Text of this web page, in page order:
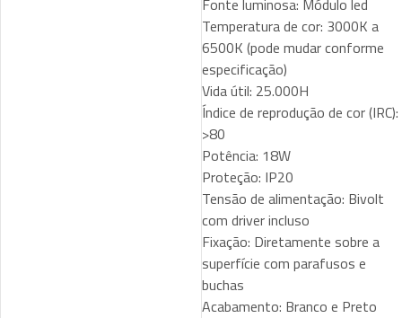
Temperatura de cor: 3000K a
6500K (pode mudar conforme
especificação)
Vida útil: 25.000H
Índice de reprodução de cor (IRC):
>80
Potência: 18W
Proteção: IP20
Tensão de alimentação: Bivolt
com driver incluso
Fixação: Diretamente sobre a
superfície com parafusos e
buchas
Acabamento: Branco e Preto